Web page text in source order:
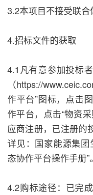
3.2本项目不接受联合
4.招标文件的获取
4.1凡有意参加投标
（https://
作平台”图标，点击
作平台，点击“物资
应商注册，已注册的
详见：国家能源集
态协作平台操作手册”。
4.2购标途径：已完